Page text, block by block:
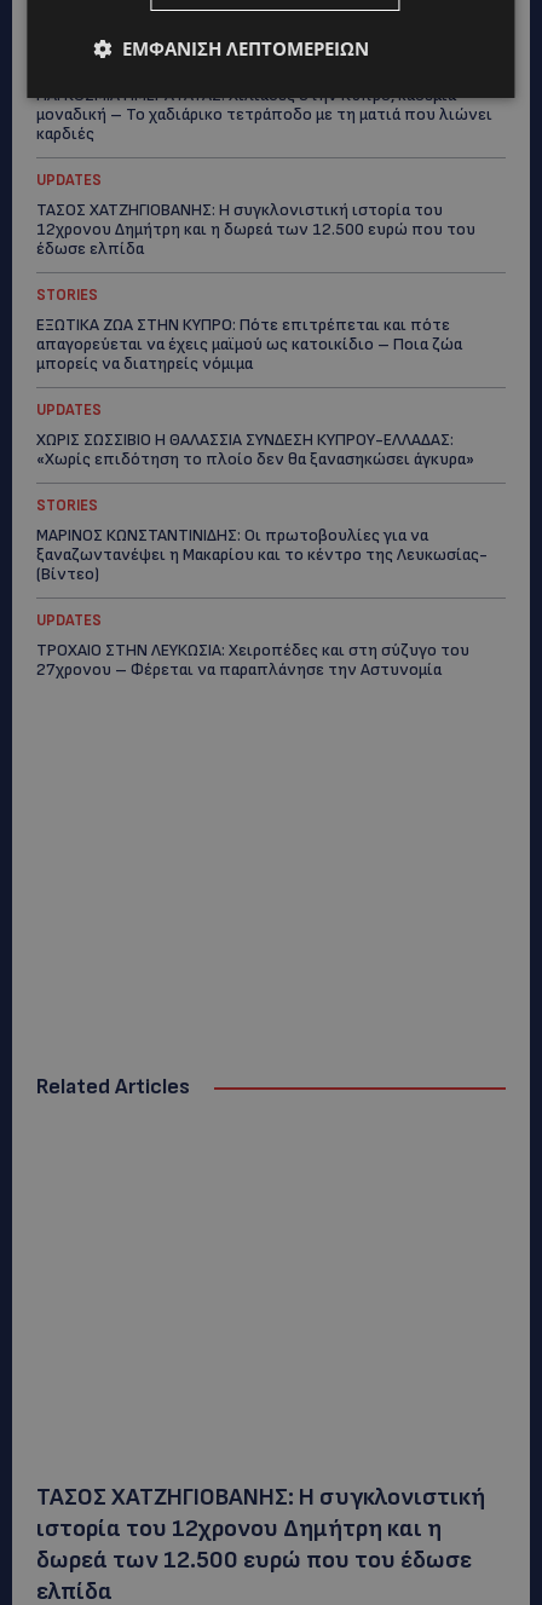
ΠΑΓΚΟΣΜΙΑ ΗΜΕΡΑ ΓΑΤΑΣ: Χιλιάδες στην Κύπρο, καθεμία
μοναδική – Το χαδιάρικο τετράποδο με τη ματιά που λιώνει
καρδιές
UPDATES
ΤΑΣΟΣ ΧΑΤΖΗΓΙΟΒΑΝΗΣ: Η συγκλονιστική ιστορία του
12χρονου Δημήτρη και η δωρεά των 12.500 ευρώ που του
έδωσε ελπίδα
STORIES
ΕΞΩΤΙΚΑ ΖΩΑ ΣΤΗΝ ΚΥΠΡΟ: Πότε επιτρέπεται και πότε
απαγορεύεται να έχεις μαϊμού ως κατοικίδιο – Ποια ζώα
μπορείς να διατηρείς νόμιμα
UPDATES
ΧΩΡΙΣ ΣΩΣΣΙΒΙΟ Η ΘΑΛΑΣΣΙΑ ΣΥΝΔΕΣΗ ΚΥΠΡΟΥ-ΕΛΛΑΔΑΣ:
«Χωρίς επιδότηση το πλοίο δεν θα ξανασηκώσει άγκυρα»
STORIES
ΜΑΡΙΝΟΣ ΚΩΝΣΤΑΝΤΙΝΙΔΗΣ: Οι πρωτοβουλίες για να
ξαναζωντανέψει η Μακαρίου και το κέντρο της Λευκωσίας-
(Βίντεο)
UPDATES
ΤΡΟΧΑΙΟ ΣΤΗΝ ΛΕΥΚΩΣΙΑ: Χειροπέδες και στη σύζυγο του
27χρονου – Φέρεται να παραπλάνησε την Αστυνομία
Related Articles
ΤΑΣΟΣ ΧΑΤΖΗΓΙΟΒΑΝΗΣ: Η συγκλονιστική
ιστορία του 12χρονου Δημήτρη και η
δωρεά των 12.500 ευρώ που του έδωσε
ελπίδα
ΕΜΦΆΝΙΣΗ ΛΕΠΤΟΜΕΡΕΙΏΝ